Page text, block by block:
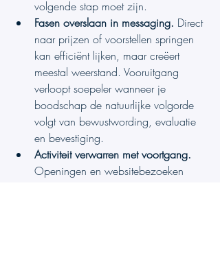
volgende stap moet zijn.
Fasen overslaan in messaging. Direct
naar prijzen of voorstellen springen
kan efficiënt lijken, maar creëert
meestal weerstand. Vooruitgang
verloopt soepeler wanneer je
boodschap de natuurlijke volgorde
volgt van bewustwording, evaluatie
en bevestiging.
Activiteit verwarren met voortgang.
Openingen en websitebezoeken